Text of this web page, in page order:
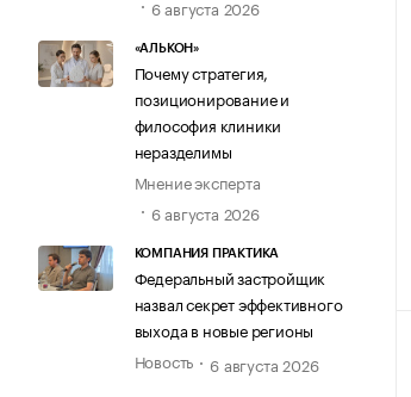
6 августа 2026
«АЛЬКОН»
Почему стратегия,
позиционирование и
философия клиники
неразделимы
Мнение эксперта
6 августа 2026
КОМПАНИЯ ПРАКТИКА
Федеральный застройщик
назвал секрет эффективного
выхода в новые регионы
Новость
6 августа 2026